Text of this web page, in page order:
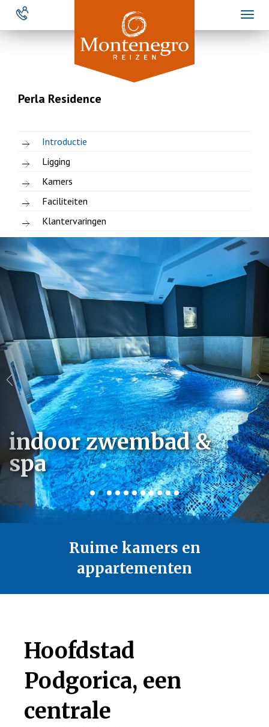
Overslaan
naar
Perla Residence
Introductie
Ligging
Kamers
Faciliteiten
Klantervaringen
indoor zwembad &
spa
Ruime kamers en
appartementen
Hoofdstad
Podgorica, een
centrale